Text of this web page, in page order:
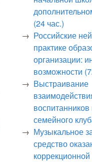
(24 час.)
Российские
практике
организации:
возможности
Выстраивание
семейного
Музыкальное
средство